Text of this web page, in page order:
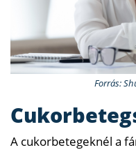
Forrás:
A cukorbetegeknél a